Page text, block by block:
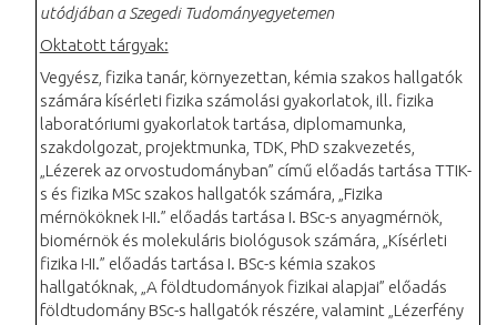
utódjában a Szegedi Tudományegyetemen
Oktatott tárgyak:
Vegyész, fizika tanár, környezettan, kémia szakos hallgatók
számára kísérleti fizika számolási gyakorlatok, ill. fizika
laboratóriumi gyakorlatok tartása, diplomamunka,
szakdolgozat, projektmunka, TDK, PhD szakvezetés,
„Lézerek az orvostudományban” című előadás tartása TTIK-
s és fizika MSc szakos hallgatók számára, „Fizika
mérnököknek I-II.” előadás tartása I. BSc-s anyagmérnök,
biomérnök és molekuláris biológusok számára, „Kísérleti
fizika I-II.” előadás tartása I. BSc-s kémia szakos
hallgatóknak, „A földtudományok fizikai alapjai” előadás
földtudomány BSc-s hallgatók részére, valamint „Lézerfény